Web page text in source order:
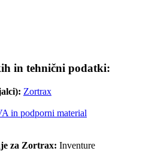
in tehnični podatki:
Zortrax
in podporni material
za Zortrax: Inventure